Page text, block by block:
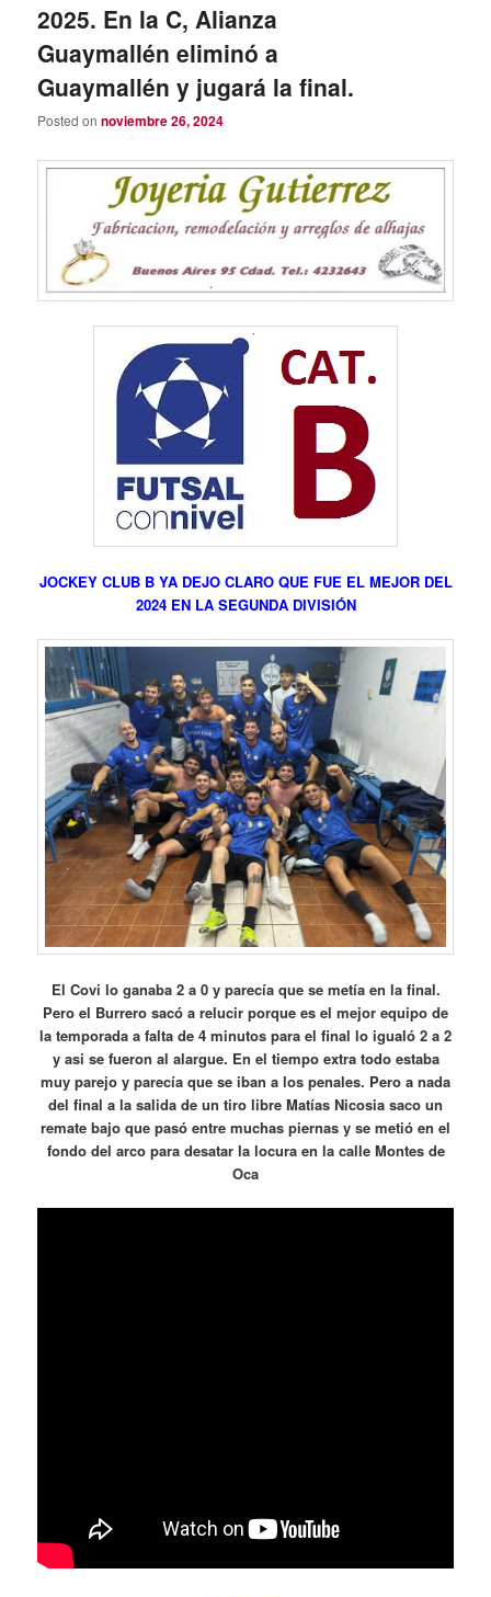
2025. En la C, Alianza
Guaymallén eliminó a
Guaymallén y jugará la final.
Posted onnoviembre 26, 2024
JOCKEY CLUB B YA DEJO CLARO QUE FUE EL MEJOR DEL
2024 EN LA SEGUNDA DIVISIÓN
El Covi lo ganaba 2 a 0 y parecía que se metía en la final.
Pero el Burrero sacó a relucir porque es el mejor equipo de
la temporada a falta de 4 minutos para el final lo igualó 2 a 2
y asi se fueron al alargue. En el tiempo extra todo estaba
muy parejo y parecía que se iban a los penales. Pero a nada
del final a la salida de un tiro libre Matías Nicosia saco un
remate bajo que pasó entre muchas piernas y se metió en el
fondo del arco para desatar la locura en la calle Montes de
Oca